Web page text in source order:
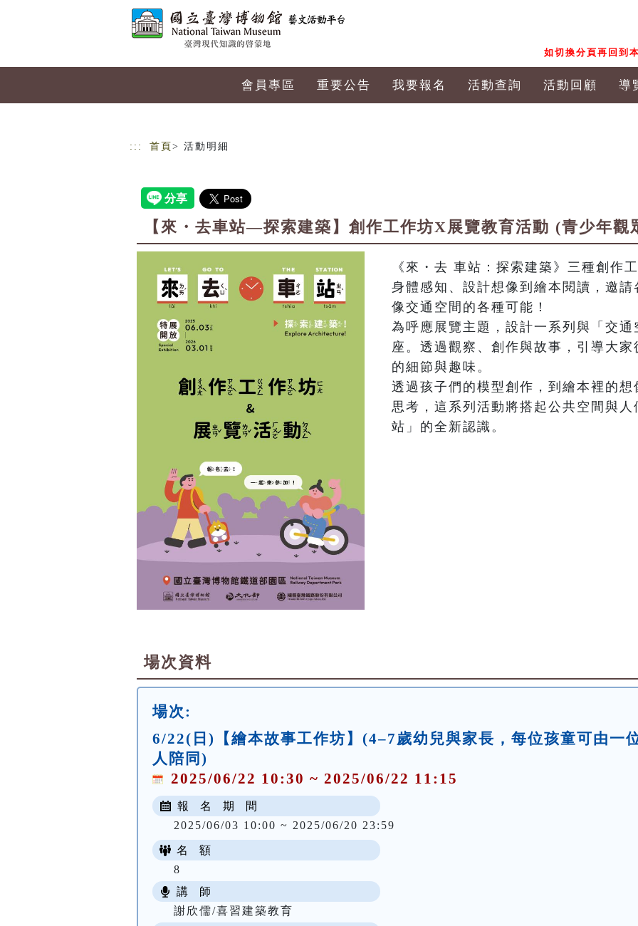
如切換分頁再回到
會員專區 重要公告 我要報名 活動查詢 活動回顧 導
::: 首頁 > 活動明細
【來・去車站—探索建築】創作工作坊X展覽教育活動 (青少年觀
《來・去 車站：探索建築》三種創作
身體感知、設計想像到繪本閱讀，邀
像交通空間的各種可能！
為呼應展覽主題，設計一系列與「交
座。透過觀察、創作與故事，引導大
的細節與趣味。
透過孩子們的模型創作，到繪本裡的
思考，這系列活動將搭起公共空間與
場次資料
場次:
6/22(日)【繪本故事工作坊】(4–7歲幼兒與家長，每位孩童可由一
人陪同)
2025/06/22 10:30 ~ 2025/06/22 11:15
報 名 期 間
2025/06/03 10:00 ~ 2025/06/20 23:59
名 額
8
講 師
謝欣儒/喜習建築教育